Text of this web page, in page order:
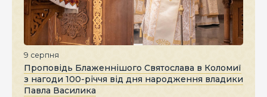
9 серпня
Проповідь Блаженнішого Святослава в Коломиї
з нагоди 100-річчя від дня народження владики
Павла Василика